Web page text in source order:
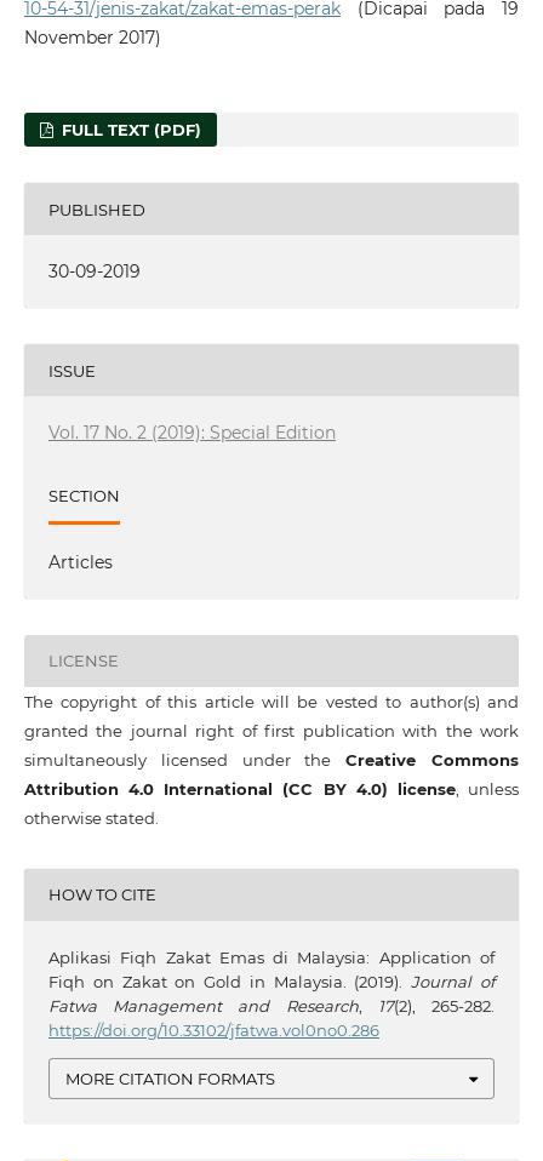
10-54-31/jenis-zakat/zakat-emas-perak(Dicapai pada 19
November 2017)
FULL TEXT (PDF)
PUBLISHED
30-09-2019
ISSUE
Vol. 17 No. 2 (2019): Special Edition
SECTION
Articles
LICENSE
The copyright of this article will be vested to author(s) and
granted the journal right of first publication with the work
simultaneously licensed under theCreative Commons
Attribution 4.0 International (CC BY 4.0) license, unless
otherwise stated.
HOW TO CITE
Aplikasi Fiqh Zakat Emas di Malaysia: Application of
Fiqh on Zakat on Gold in Malaysia. (2019).Journal of
Fatwa Management and Research, 17(2), 265-282.
https://doi.org/10.33102/jfatwa.vol0no0.286
MORE CITATION FORMATS